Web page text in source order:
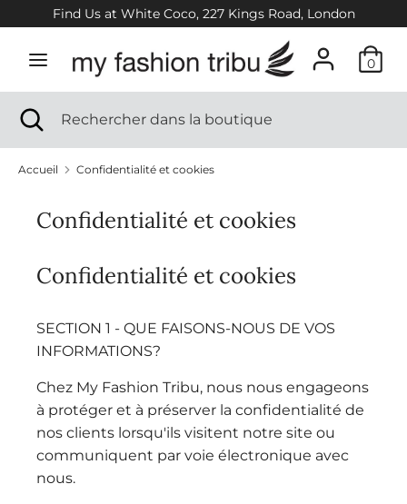
au
contenu
Find Us at White Coco, 227 Kings Road, London
0
Recherche
Rechercher
la
boutique
Créateurs
ÊTRE INSPIRÉ
Recherche
Rechercher
boutique
Fermer
Accueil Confidentialité et cookies
Confidentialité et cookies
Confidentialité et cookies
SECTION 1 - QUE FAISONS-NOUS DE VOS
INFORMATIONS?
Chez My Fashion Tribu, nous nous engageons
à protéger et à préserver la confidentialité de
nos clients lorsqu'ils visitent notre site ou
communiquent par voie électronique avec
nous.